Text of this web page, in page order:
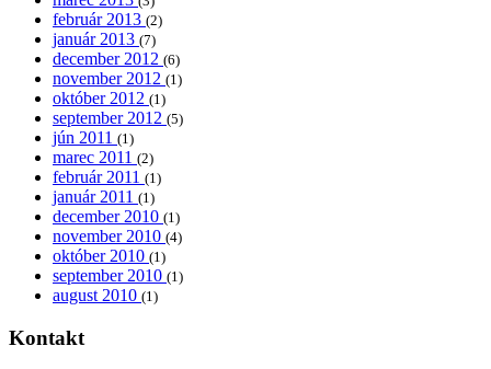
február 2013 (2)
január 2013 (7)
december 2012 (6)
november 2012 (1)
október 2012 (1)
september 2012 (5)
jún 2011 (1)
marec 2011 (2)
február 2011 (1)
január 2011 (1)
december 2010 (1)
november 2010 (4)
október 2010 (1)
september 2010 (1)
august 2010 (1)
Kontakt